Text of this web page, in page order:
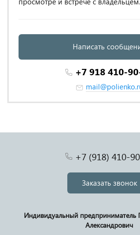
Написать
+7 918 410-
+7 (918) 410-
Заказать звонок
Индивидуальный
Александрович